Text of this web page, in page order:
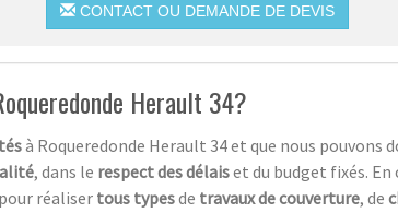
CONTACT OU DEMANDE DE DEVIS
Herault 34?
à Roqueredonde Herault 34 et que nous pouvons
, dans le respect des délaiset du budget fixés. En
pour réaliser tous typesde travaux de couverture, de